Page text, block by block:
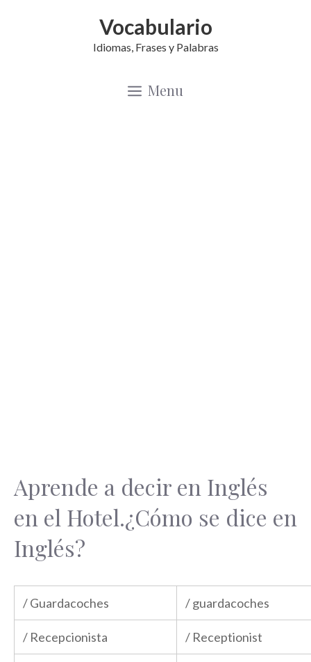
Vocabulario
Idiomas, Frases y Palabras
Menu
Aprende a decir en Inglés
en el Hotel.¿Cómo se dice en
Inglés?
/ Guardacoches / guardacoches
/ Recepcionista / Receptionist